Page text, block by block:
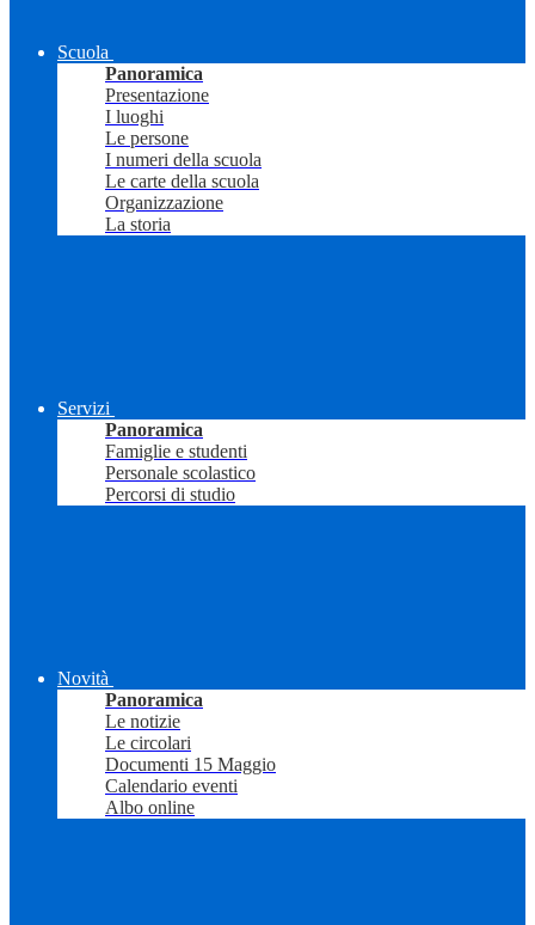
Scuola
Panoramica
Presentazione
I luoghi
Le persone
I numeri della scuola
Le carte della scuola
Organizzazione
La storia
Servizi
Panoramica
Famiglie e studenti
Personale scolastico
Percorsi di studio
Novità
Panoramica
Le notizie
Le circolari
Documenti 15 Maggio
Calendario eventi
Albo online